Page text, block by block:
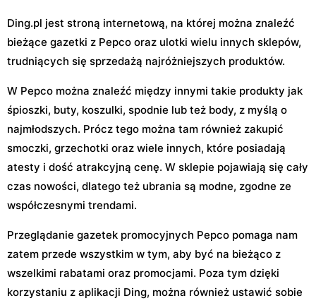
Ding.pl jest stroną internetową, na której można znaleźć
bieżące gazetki z Pepco oraz ulotki wielu innych sklepów,
trudniących się sprzedażą najróżniejszych produktów.
W Pepco można znaleźć między innymi takie produkty jak
śpioszki, buty, koszulki, spodnie lub też body, z myślą o
najmłodszych. Prócz tego można tam również zakupić
smoczki, grzechotki oraz wiele innych, które posiadają
atesty i dość atrakcyjną cenę. W sklepie pojawiają się cały
czas nowości, dlatego też ubrania są modne, zgodne ze
współczesnymi trendami.
Przeglądanie gazetek promocyjnych Pepco pomaga nam
zatem przede wszystkim w tym, aby być na bieżąco z
wszelkimi rabatami oraz promocjami. Poza tym dzięki
korzystaniu z aplikacji Ding, można również ustawić sobie